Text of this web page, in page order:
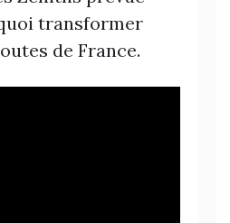
transformer
de France.